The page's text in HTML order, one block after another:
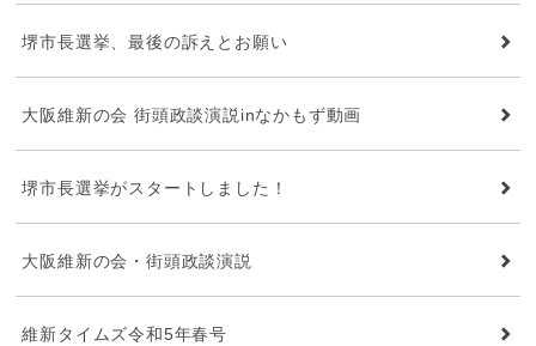
堺市長選挙、最後の訴えとお願い
大阪維新の会 街頭政談演説inなかもず動画
堺市長選挙がスタートしました！
大阪維新の会・街頭政談演説
維新タイムズ令和5年春号